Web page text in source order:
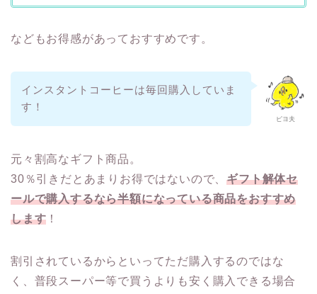
などもお得感があっておすすめです。
ピヨ夫
インスタントコーヒーは毎回購入していま
す！
元々割高なギフト商品。
30％引きだとあまりお得ではないので、ギフト解体セ
ールで購入するなら半額になっている商品をおすすめ
します ！
割引されているからといってただ購入するのではな
く、普段スーパー等で買うよりも安く購入できる場合